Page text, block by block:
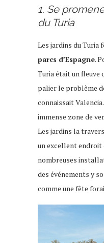
1. Se
du Turia
Les jardins du Turia
parcs d’Espagne.
Turia était un fleuve
palier le problème
connaissait
immense zone de
Les jardins la
un excellent endroit
nombreuses
des événements y
comme une fête